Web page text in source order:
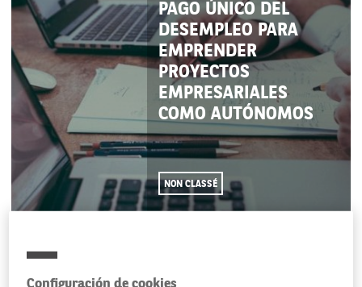
PAGO ÚNICO DEL
DESEMPLEO PARA
EMPRENDER
PROYECTOS
EMPRESARIALES
COMO AUTÓNOMOS
NON CLASSÉ
Configuración de cookies